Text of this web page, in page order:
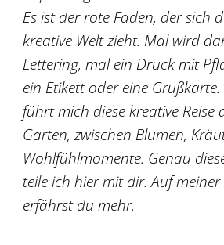
Es ist der rote Faden, der sich
kreative Welt zieht. Mal wird
Lettering, mal ein Druck mit
ein Etikett oder eine
führt mich diese kreative Reise
Garten, zwischen Blumen,
Wohlfühlmomente. Genau
teile ich hier mit dir. Auf meiner
erfährst du mehr.